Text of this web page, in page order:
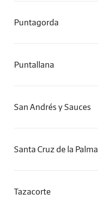
Puntagorda
Puntallana
San Andrés y Sauces
Santa Cruz de la Palma
Tazacorte